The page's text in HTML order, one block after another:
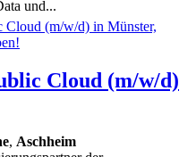
und...
Cloud (m/w/d)
, Aschheim